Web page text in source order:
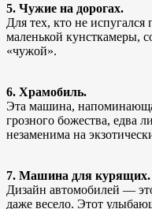
5. Чужие на дорогах.
Для тех, кто не
маленькой кунсткамеры,
«чужой».
6. Храмобиль.
Эта машина,
грозного божества, едва
незаменима на
7. Машина для курящих.
Дизайн автомобилей —
даже весело. Этот